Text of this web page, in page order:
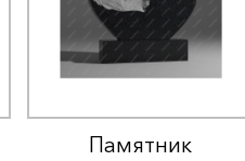
Памятник